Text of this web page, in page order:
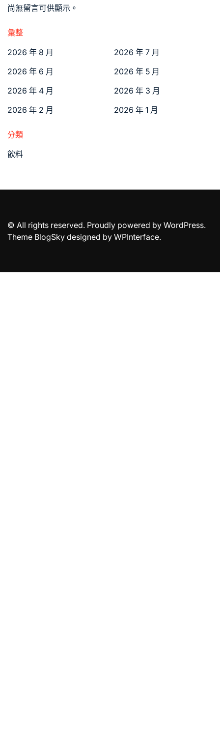
尚無留言可供顯示。
彙整
2026 年 8 月
2026 年 7 月
2026 年 6 月
2026 年 5 月
2026 年 4 月
2026 年 3 月
2026 年 2 月
2026 年 1 月
分類
飲料
© All rights reserved. Proudly powered by WordPress.
Theme BlogSky designed by WPInterface.